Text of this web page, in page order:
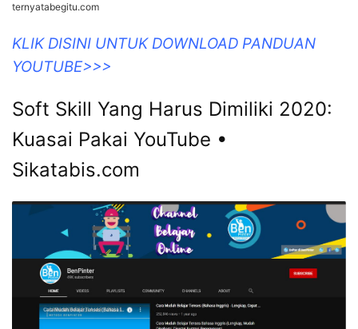
ternyatabegitu.com
KLIK DISINI UNTUK DOWNLOAD PANDUAN
YOUTUBE>>>
Soft Skill Yang Harus Dimiliki 2020:
Kuasai Pakai YouTube •
Sikatabis.com